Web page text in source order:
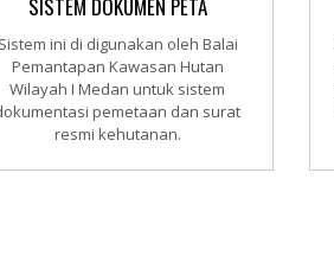
SISTEM DOKUMEN PETA
Sistem ini di digunakan oleh Balai
Pemantapan Kawasan Hutan
Wilayah I Medan untuk sistem
pemetaan dan surat
resmi kehutanan.